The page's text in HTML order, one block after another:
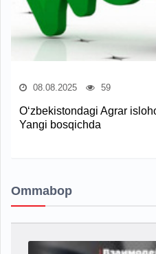
08.08.2025 59
O‘zbekistondagi Agrar
Yangi bosqichda
Ommabop